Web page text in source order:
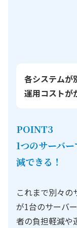
各システムが
運用コスト
POINT3
1つのサーバ
減できる！
これまで別々
が1台のサーバ
者の負担軽減や